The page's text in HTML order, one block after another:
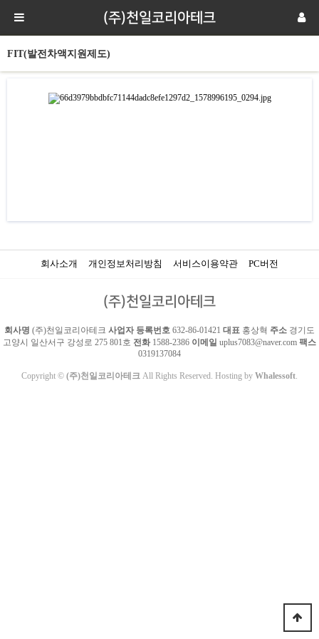
(주)천일코리아테크
FIT(발전차액지원제도)
회사소개 개인정보처리방침 서비스이용약관 PC버전
(주)천일코리아테크
회사명 (주)천일코리아테크 사업자 등록번호 632-86-01421 대표 홍상혁 주소 경기도
고양시 일산서구 강성로 275 801호 전화1588-2386 이메일 uplus7083@naver.com 팩스
0319137084
Copyright © (주)천일코리아테크 All Rights Reserved. Hosting by Whalessoft.